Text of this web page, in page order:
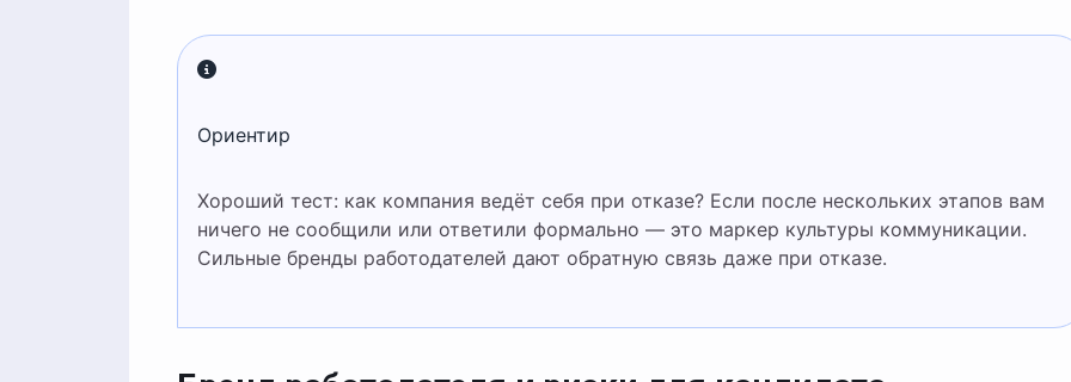
Ориентир
Хороший тест: как компания ведёт себя при отказе? Если после нескольких этапов вам
ничего не сообщили или ответили формально — это маркер культуры коммуникации.
Сильные бренды работодателей дают обратную связь даже при отказе.